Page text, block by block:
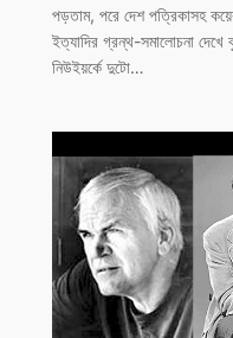
পড়তাম, পরে দেশ পত্রিকাসহ
ইত্যাদির গ্রন্থ-সমালোচনা
নিউইয়র্কে দুটো…